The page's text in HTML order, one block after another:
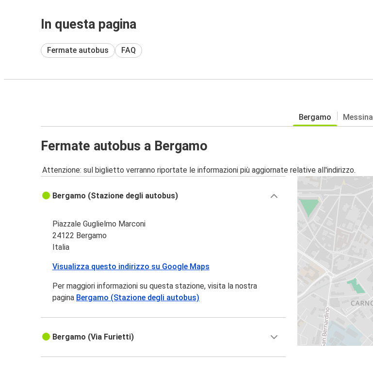
In questa pagina
Fermate autobus FAQ
Bergamo Messina
Fermate autobus a Bergamo
Attenzione: sul biglietto verranno riportate le informazioni più aggiornate relative all'indirizzo.
Bergamo (Stazione degli autobus)
Piazzale Guglielmo Marconi
24122 Bergamo
Italia
Visualizza questo indirizzo su Google Maps
Per maggiori informazioni su questa stazione, visita la nostra
pagina Bergamo (Stazione degli autobus)
Bergamo (Via Furietti)